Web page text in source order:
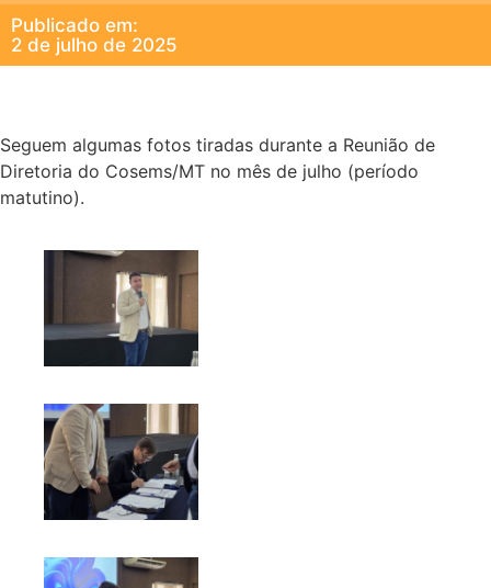
Publicado em:
2 de julho de 2025
Seguem algumas fotos tiradas durante a Reunião de
Diretoria do Cosems/MT no mês de julho (período
matutino).